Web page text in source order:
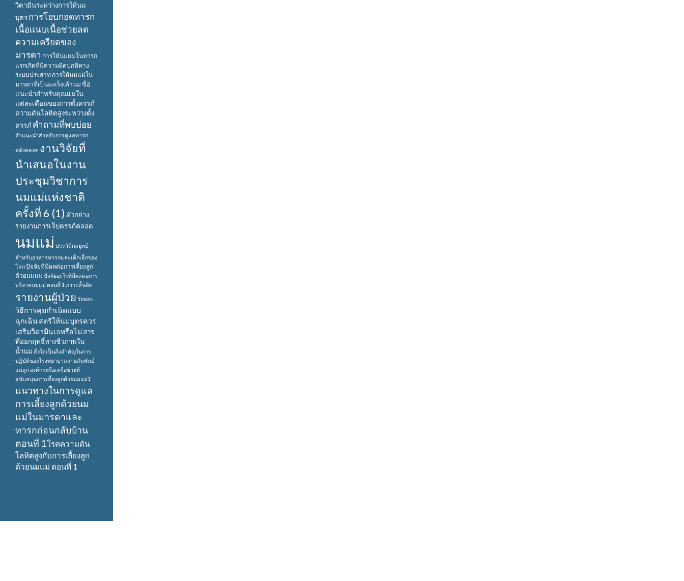
วิตามินระหว่างการให้นม
บุตรการโอบกอดทารก
เนื้อแนบเนื้อช่วยลด
ความเครียดของ
มารดา การให้นมแม่ในทารก
แรกเกิดที่มีความผิดปกติทาง
ระบบประสาท การให้นมแม่ใน
มารดาที่เป็นมะเร็งเต้านม ข้อ
แนะนำสำหรับคุณแม่ใน
แต่ละเดือนของการตั้งครรภ์
ความดันโลหิตสูงระหว่างตั้ง
ครรภ์ คำถามที่พบบ่อย
คำแนะนำสำหรับการดูแลทารก
หลังคลอด งานวิจัยที่
นำเสนอในงาน
ประชุมวิชาการ
นมแม่แห่งชาติ
ครั้งที่ 6 (1) ตัวอย่าง
รายงานการเจ็บครรภ์คลอด
นมแม่ ประวัติกลยุทธ์
สำหรับอาหารทารกและเด็กเล็กของ
โลกปัจจัยที่มีผลต่อการเลี้ยงลูก
ด้วยนมแม่ ปัจจัยอะไรที่มีผลต่อการ
บริจาคนมแม่ ตอนที่ 1 ภาวะลิ้นติด
รายงานผู้ป่วย วัยทอง
วิธีการคุมกำเนิดแบบ
ฉุกเฉินสตรีให้นมบุตรควร
เสริมวิตามินเอหรือไม่ สาร
ที่ออกฤทธิ์ทางชีวภาพใน
น้ำนม สิ่งใดเป็นสิ่งสำคัญในการ
ปฏิบัติของโรงพยาบาลสายสัมพันธ์
แม่ลูก องค์กรหรือเครือข่ายที่
สนับสนุนการเลี้ยงลูกด้วยนมแม่1
แนวทางในการดูแล
การเลี้ยงลูกด้วยนม
แม่ในมารดาและ
ทารกก่อนกลับบ้าน
ตอนที่ 1โรคความดัน
โลหิตสูงกับการเลี้ยงลูก
ด้วยนมแม่ ตอนที่ 1